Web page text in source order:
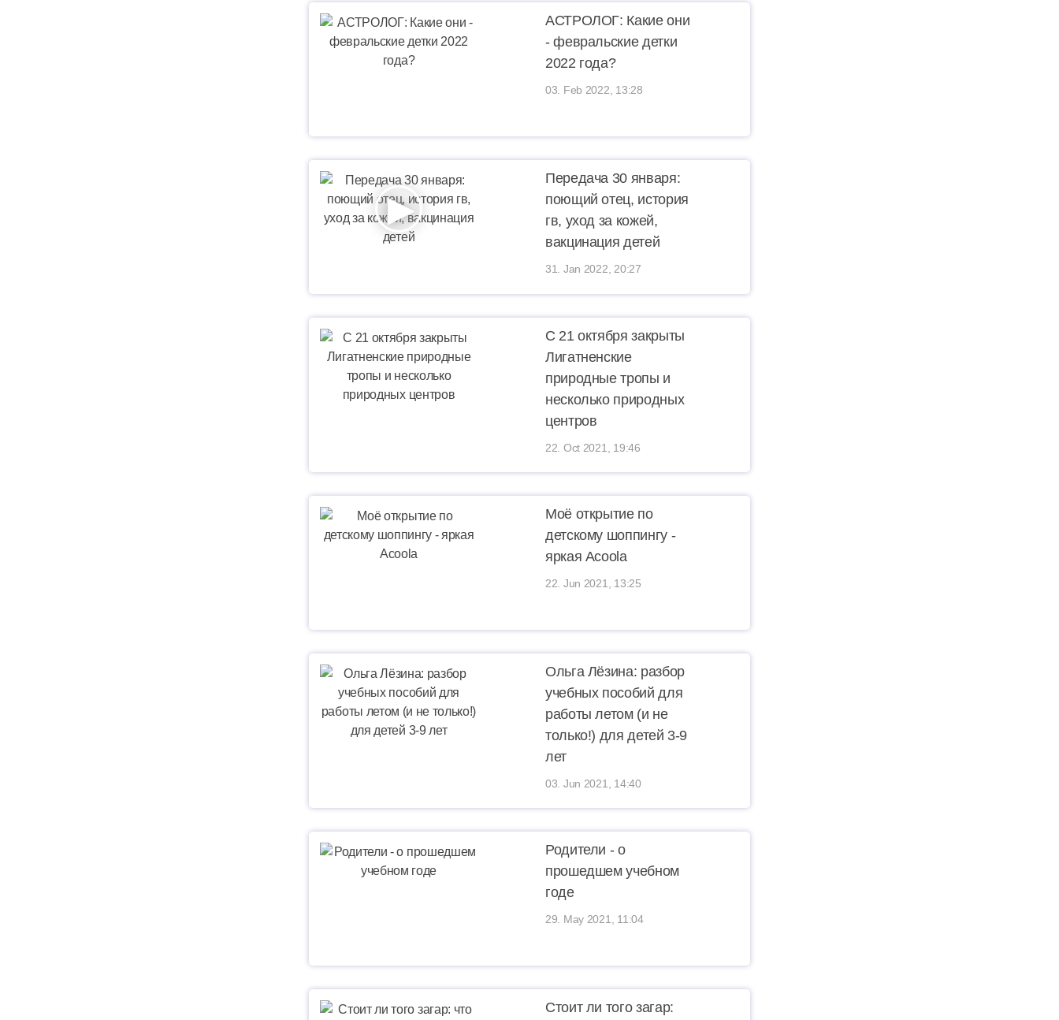
АСТРОЛОГ: Какие они
- февральские детки
2022 года?
03. Feb 2022, 13:28
Передача 30 января:
поющий отец, история
гв, уход за кожей,
вакцинация детей
31. Jan 2022, 20:27
С 21 октября закрыты
Лигатненские
природные тропы и
несколько природных
центров
22. Oct 2021, 19:46
Моё открытие по
детскому шоппингу -
яркая Acoola
22. Jun 2021, 13:25
Ольга Лёзина: разбор
учебных пособий для
работы летом (и не
только!) для детей 3-9
лет
03. Jun 2021, 14:40
Родители - о
прошедшем учебном
годе
29. May 2021, 11:04
Стоит ли того загар: